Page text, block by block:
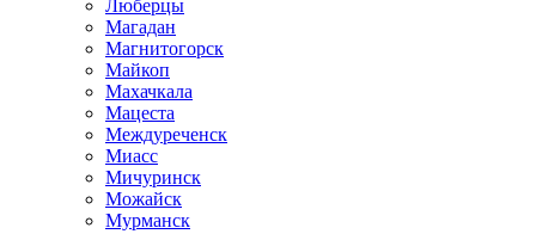
Люберцы
Магадан
Магнитогорск
Майкоп
Махачкала
Мацеста
Междуреченск
Миасс
Мичуринск
Можайск
Мурманск